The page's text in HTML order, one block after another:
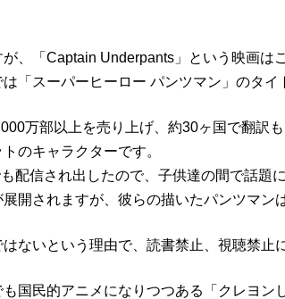
が、「Captain Underpants」という映画は
「スーパーヒーロー パンツマン」のタイ
万部以上を売り上げ、約30ヶ国で翻訳
のキャラクターです。
配信され出したので、子供達の間で話題
展開されますが、彼らの描いたパンツマン
ないという理由で、読書禁止、視聴禁止
国民的アニメになりつつある「クレヨン